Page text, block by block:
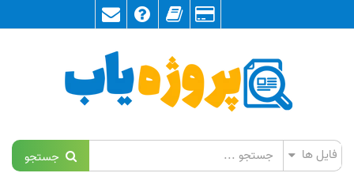
جستجو